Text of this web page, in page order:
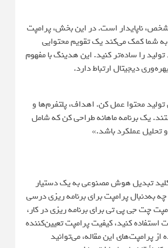
ناپایدار است. در این بخش، پرامپت
شما کمک می‌کند یک تقویم محتوایی
را ساده‌تر کنید. این هدینگ با مفهوم
دیجیتال ارتباط دارد.
تولید محتوا عمل کن. اهداف، پلتفرم‌ها و
یک برنامه ماهانه طراحی کن که شامل
و تحلیل عملکرد باشد.»
کلید تبدیل هوش مصنوعی به یک دستیار
به‌دنبال پرامپت برای برنامه ریزی درسی
چت جی پی تی برای برنامه ریزی در کار،
استفاده کنید، کیفیت پرامپت تعیین‌کننده
از پرامپت‌های این مقاله، می‌توانید